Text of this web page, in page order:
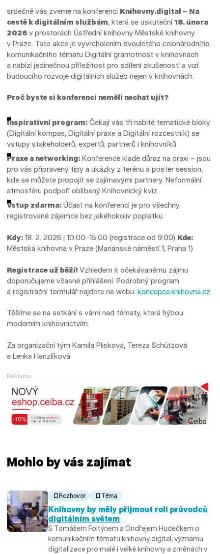
srdečně vás zveme na konferenci Knihovny.digital – Na
cestě k digitálním službám, která se uskuteční18. února
2026 v prostorách Ústřední knihovny Městské knihovny
v Praze. Tato akce je vyvrcholením dvouletého celonárodního
komunikačního tématu Digitální gramotnost v knihovnách
a nabízí jedinečnou příležitost pro sdílení zkušeností a vizí
budoucího rozvoje digitálních služeb nejen v knihovnách.
Proč byste si konferenci neměli nechat ujít?
Inspirativní program: Čekají vás tři nabité tematické bloky
(Digitální kompas, Digitální praxe a Digitální rozcestník) se
vstupy stakeholderů, expertů, partnerů i knihovníků
Praxe a networking: Konference klade důraz na praxi – jsou
pro vás připraveny tipy a ukázky z terénu a poster session,
kde se můžete propojit se zajímavými partnery. Neformální
atmosféru podpoří oblíbený Knihovnický kvíz.
Vstup zdarma: Účast na konferenci je pro všechny
registrované zájemce bez jakéhokoliv poplatku.
Kdy: 18. 2. 2026 | 10:00–15:00 (registrace od 9:00) Kde:
Městská knihovna v Praze (Mariánské náměstí 1, Praha 1)
Registrace už běží! Vzhledem k očekávanému zájmu
doporučujeme včasné přihlášení. Podrobný program
a registrační formulář najdete na webu:koncepce.knihovna.cz
Těšíme se na setkání s vámi nad tématy, která hýbou
moderním knihovnictvím.
Za organizační tým Kamila Plisková, Tereza Schützová
a Lenka Hanzlíková
Reklama
Mohlo by vás zajímat
Rozhovor Téma
Knihovny by měly přijmout roli průvodců
digitálním světem
S Tomášem Foltýnem a Ondřejem Hudečkem o
komunikačním tématu knihovny.digital, významu
digitalizace pro malé i velké knihovny a změnách v